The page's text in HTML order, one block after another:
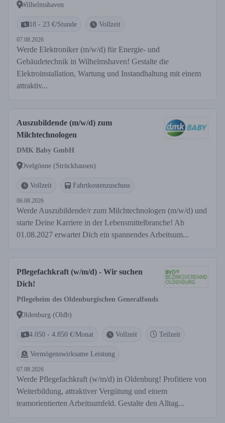
Wilhelmshaven
18 - 23 €/Stunde Vollzeit
07.08.2026
Werde Elektroniker (m/w/d) für Energie- und
Gebäudetechnik in Wilhelmshaven! Gestalte die
Elektroinstallation, Wartung und Instandhaltung mit einem
attraktiv...
Auszubildende (m/w/d) zum
Milchtechnologen
DMK Baby GmbH
Ovelgönne (Strückhausen)
Vollzeit Fahrtkostenzuschuss
06.08.2026
Werde Auszubildende/r zum Milchtechnologen (m/w/d) und
starte Deine Karriere in der Lebensmittelbranche! Ab
01.08.2027 erwartet Dich ein spannendes Arbeitsum...
Pflegefachkraft (w/m/d) - Wir suchen
Dich!
Pflegeheim des Oldenburgischen Generalfonds
Oldenburg (Oldb)
4.050 - 4.850 €/Monat Vollzeit Teilzeit
Vermögenswirksame Leistung
07.08.2026
Werde Pflegefachkraft (w/m/d) in Oldenburg! Profitiere von
Weiterbildung, attraktiver Vergütung und einem
teamorientierten Arbeitsumfeld. Gestalte den Alltag...